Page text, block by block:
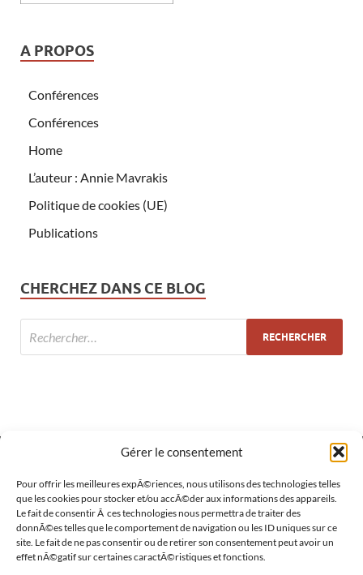
Gérer le consentement
Pour offrir les meilleures expÃ©riences, nous utilisons des technologies telles
que les cookies pour stocker et/ou accÃ©der aux informations des appareils.
Le fait de consentir Ã ces technologies nous permettra de traiter des
donnÃ©es telles que le comportement de navigation ou les ID uniques sur ce
site. Le fait de ne pas consentir ou de retirer son consentement peut avoir un
effet nÃ©gatif sur certaines caractÃ©ristiques et fonctions.
A PROPOS
Conférences
Conférences
Home
L’auteur : Annie Mavrakis
Politique de cookies (UE)
Publications
CHERCHEZ DANS CE BLOG
MÉTA
Connexion
Flux des publications